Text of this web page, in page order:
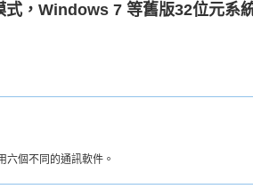
，Windows 7 等舊版32位元系
個不同的通訊軟件。